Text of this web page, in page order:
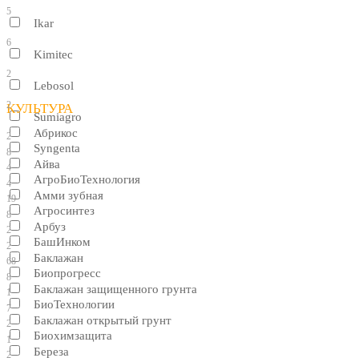
5
Ikar
6
Kimitec
2
Lebosol
2
Sumiagro
2
Syngenta
4
АгроБиоТехнология
19
Агросинтез
2
БашИнком
68
Биопрогресс
1
БиоТехнологии
2
Биохимзащита
2
КУЛЬТУРА
Абрикос
8
Айва
4
Амми зубная
8
Арбуз
2
Баклажан
8
Баклажан защищенного грунта
7
Баклажан открытый грунт
1
Береза